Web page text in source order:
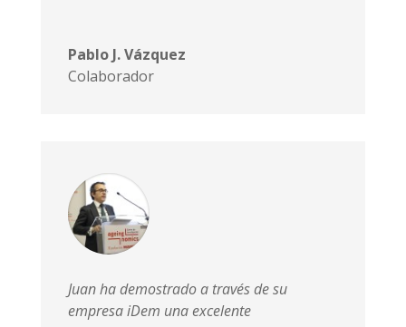
Pablo J. Vázquez
Colaborador
Juan ha demostrado a través de su
empresa iDem una excelente